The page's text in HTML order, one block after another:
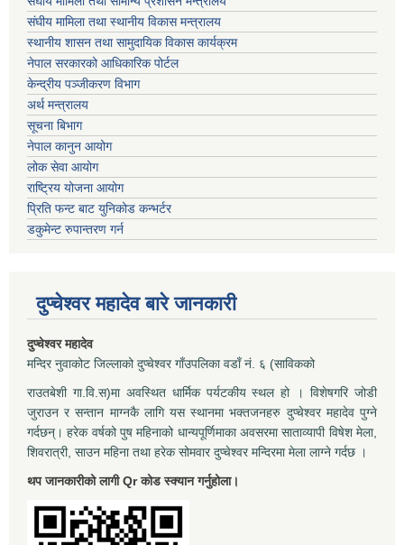
संघीय मामिला तथा स्थानीय विकास मन्त्रालय
स्थानीय शासन तथा सामुदायिक विकास कार्यक्रम
नेपाल सरकारको आधिकारिक पोर्टल
केन्द्रीय पञ्जीकरण विभाग
अर्थ मन्त्रालय
सूचना बिभाग
नेपाल कानुन आयोग
लोक सेवा आयोग
राष्ट्रिय योजना आयोग
प्रिति फन्ट बाट युनिकोड कन्भर्टर
डकुमेन्ट रुपान्तरण गर्न
दुप्चेश्वर महादेव बारे जानकारी
दुप्चेश्वर महादेव
मन्दिर नुवाकोट जिल्लाको दुप्चेश्वर गाँउपलिका वडाँ नं. ६ (साविकको
राउतबेशी गा.वि.स)मा अवस्थित धार्मिक पर्यटकीय स्थल हो । विशेषगरि जोडी
जुराउन र सन्तान माग्नकै लागि यस स्थानमा भक्तजनहरु दुप्चेश्वर महादेव पुग्ने
गर्दछन्। हरेक वर्षको पुष महिनाको धान्यपूर्णिमाका अवसरमा साताव्यापी विषेश मेला,
शिवरात्री, साउन महिना तथा हरेक सोमवार दुप्चेश्वर मन्दिरमा मेला लाग्ने गर्दछ ।
थप जानकारीको लागी Qr कोड स्क्यान गर्नुहोला।